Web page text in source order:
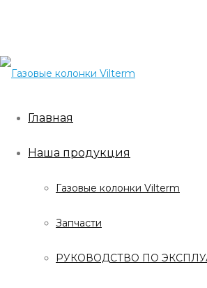
Главная
Наша продукция
Газовые колонки Vilterm
Запчасти
РУКОВОДСТВО ПО